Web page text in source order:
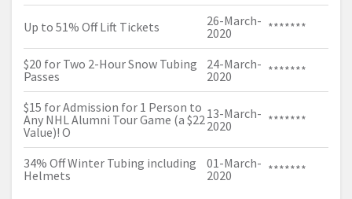
Up to 51% Off Lift Tickets
26-March-
2020
*******
$20 for Two 2-Hour Snow Tubing
Passes
24-March-
2020
*******
$15 for Admission for 1 Person to
Any NHL Alumni Tour Game (a $22
Value)! O
13-March-
2020
*******
34% Off Winter Tubing including
Helmets
01-March-
2020
*******